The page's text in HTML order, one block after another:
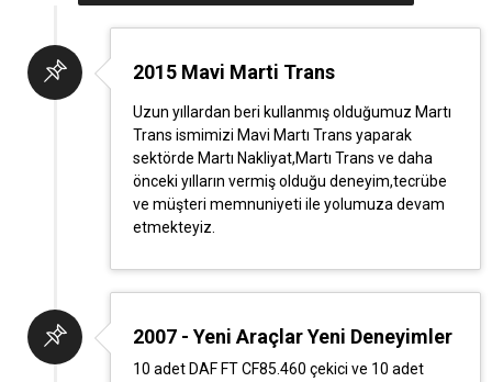
2015 Mavi Marti Trans
Uzun yıllardan beri kullanmış olduğumuz Martı
Trans ismimizi Mavi Martı Trans yaparak
sektörde Martı Nakliyat,Martı Trans ve daha
önceki yılların vermiş olduğu deneyim,tecrübe
ve müşteri memnuniyeti ile yolumuza devam
etmekteyiz.
2007 - Yeni Araçlar Yeni Deneyimler
10 adet DAF FT CF85.460 çekici ve 10 adet